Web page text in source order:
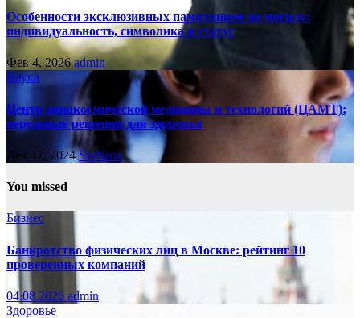
Особенности эксклюзивных памятников на могилу:
индивидуальность, символика и статус
Фев 4, 2026admin
Наука
Центр авиакосмической медицины и технологий (ЦАМТ):
передовые решения для здоровья
Дек 17, 2024Svetlana
You missed
Бизнес
Банкротство физических лиц в Москве: рейтинг 10
проверенных компаний
04.08.2026 admin
Здоровье